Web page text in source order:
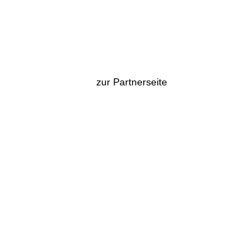
zur Partnerseite